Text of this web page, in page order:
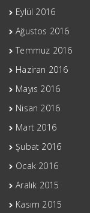
Eylül 2016
Ağustos 2016
Temmuz 2016
Haziran 2016
Mayıs 2016
Nisan 2016
Mart 2016
Şubat 2016
Ocak 2016
Aralık 2015
Kasım 2015